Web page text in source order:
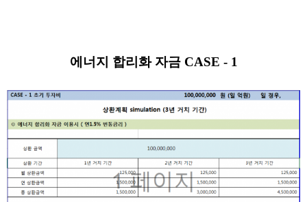
에너지 합리화 자금 CASE - 1